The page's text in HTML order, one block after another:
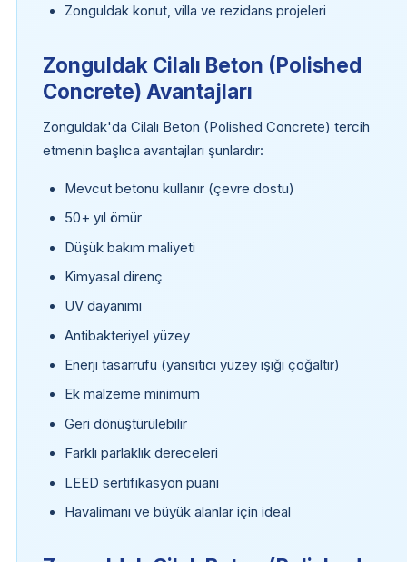
Zonguldak konut, villa ve rezidans projeleri
Zonguldak Cilalı Beton (Polished
Concrete) Avantajları
Zonguldak'da Cilalı Beton (Polished Concrete) tercih
etmenin başlıca avantajları şunlardır:
Mevcut betonu kullanır (çevre dostu)
50+ yıl ömür
Düşük bakım maliyeti
Kimyasal direnç
UV dayanımı
Antibakteriyel yüzey
Enerji tasarrufu (yansıtıcı yüzey ışığı çoğaltır)
Ek malzeme minimum
Geri dönüştürülebilir
Farklı parlaklık dereceleri
LEED sertifikasyon puanı
Havalimanı ve büyük alanlar için ideal